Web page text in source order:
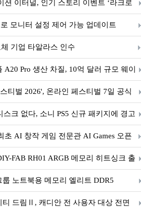
션 이터널, 인기 스토리 이벤트 ‘라크로
한 기념 이벤트 실시!
모니터 설정 제어 가능 업데이트
기업 타알라스 인수
A20 Pro 생산 차질, 10억 달러 규모 웨이
티벌 2026', 온라인 페스티벌 7일 공식
스크 없다, 소니 PS5 신규 패키지에 경고
초 AI 창작 게임 전문관 AI Games 오픈
FAB RH01 ARGB 메모리 히트싱크 출
노트북용 메모리 엘리트 DDR5
티 드림Ⅱ, 캐디안 전 사용자 대상 전면